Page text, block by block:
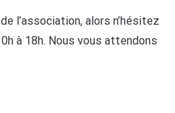
l’association, alors n’hésitez
à 18h. Nous vous attendons